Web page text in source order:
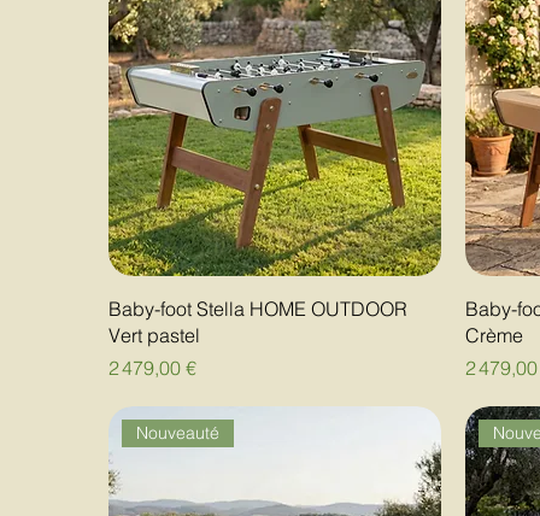
Baby-foot Stella HOME OUTDOOR
Vert pastel
Prix
2 479,00 €
Baby-
Crème
Prix
2
Nouveauté